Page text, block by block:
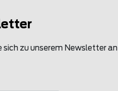
sich zu unserem Newsletter an